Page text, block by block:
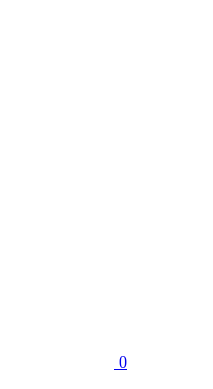
0